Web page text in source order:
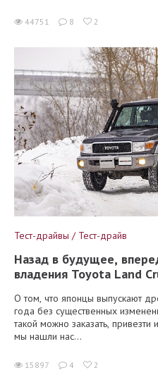
44751 8 2
Тест-драйвы / Тест-драйв
Назад в будущее,
владения Toyota Land
О том, что японцы выпускают
года без существенных
такой можно заказать,
мы нашли нас...
15897 4 2